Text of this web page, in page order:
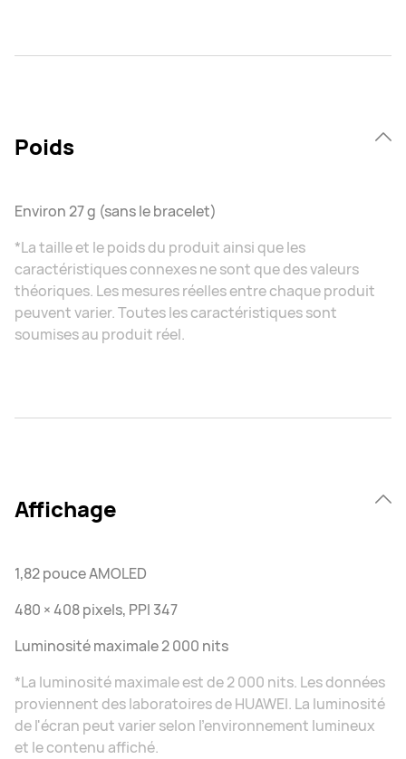
Poids
Environ 27 g (sans le bracelet)
*La taille et le poids du produit ainsi que les
caractéristiques connexes ne sont que des valeurs
théoriques. Les mesures réelles entre chaque produit
peuvent varier. Toutes les caractéristiques sont
soumises au produit réel.
Affichage
1,82 pouce AMOLED
480 × 408 pixels, PPI 347
Luminosité maximale 2 000 nits
*La luminosité maximale est de 2 000 nits. Les données
proviennent des laboratoires de HUAWEI. La luminosité
de l'écran peut varier selon l'environnement lumineux
et le contenu affiché.